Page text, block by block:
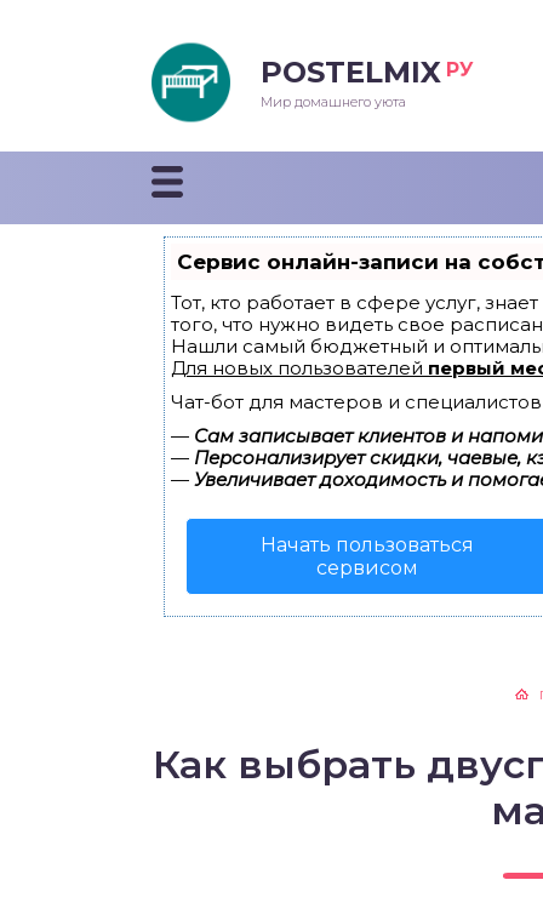
POSTELMIX РУ
Мир домашнего уюта
Сервис онлайн-записи на
Тот, кто работает в сфере услуг,
того, что нужно видеть свое
Нашли самый бюджетный и
Для новых пользователей первый
Чат-бот для мастеров и
— Сам записывает клиентов и
— Персонализирует скидки, чаевые,
— Увеличивает доходимость и
Начать пользоваться
сервисом
Как выбрать